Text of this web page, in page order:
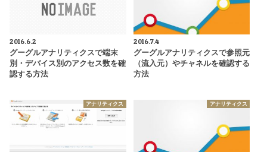
2016.6.2
グーグルアナリティクスで端末
別・デバイス別のアクセス数を確
認する方法
2016.7.4
グーグルアナリティクスで参照元
（流入元）やチャネルを確認する
方法
アナリティクス アナリティクス